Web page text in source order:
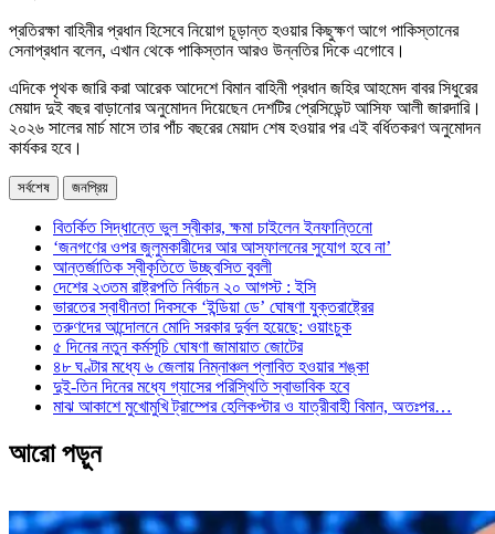
প্রতিরক্ষা বাহিনীর প্রধান হিসেবে নিয়োগ চূড়ান্ত হওয়ার কিছুক্ষণ আগে পাকিস্তানের
সেনাপ্রধান বলেন, এখান থেকে পাকিস্তান আরও উন্নতির দিকে এগোবে।
এদিকে পৃথক জারি করা আরেক আদেশে বিমান বাহিনী প্রধান জহির আহমেদ বাবর সিধুরের
মেয়াদ দুই বছর বাড়ানোর অনুমোদন দিয়েছেন দেশটির প্রেসিডেন্ট আসিফ আলী জারদারি।
২০২৬ সালের মার্চ মাসে তার পাঁচ বছরের মেয়াদ শেষ হওয়ার পর এই বর্ধিতকরণ অনুমোদন
কার্যকর হবে।
সর্বশেষ জনপ্রিয়
বিতর্কিত সিদ্ধান্তে ভুল স্বীকার, ক্ষমা চাইলেন ইনফান্তিনো
‘জনগণের ওপর জুলুমকারীদের আর আস্ফালনের সুযোগ হবে না’
আন্তর্জাতিক স্বীকৃতিতে উচ্ছ্বসিত বুবলী
দেশের ২৩তম রাষ্ট্রপতি নির্বাচন ২০ আগস্ট : ইসি
ভারতের স্বাধীনতা দিবসকে ‘ইন্ডিয়া ডে’ ঘোষণা যুক্তরাষ্ট্রের
তরুণদের আন্দোলনে মোদি সরকার দুর্বল হয়েছে: ওয়াংচুক
৫ দিনের নতুন কর্মসূচি ঘোষণা জামায়াত জোটের
৪৮ ঘণ্টার মধ্যে ৬ জেলায় নিম্নাঞ্চল প্লাবিত হওয়ার শঙ্কা
দুই-তিন দিনের মধ্যে গ্যাসের পরিস্থিতি স্বাভাবিক হবে
মাঝ আকাশে মুখোমুখি ট্রাম্পের হেলিকপ্টার ও যাত্রীবাহী বিমান, অতঃপর…
আরো পড়ুন